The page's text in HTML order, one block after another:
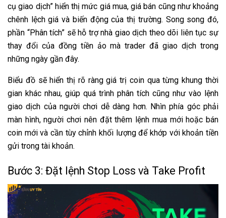
cụ giao dịch” hiển thị mức giá mua, giá bán cũng như khoảng
chênh lệch giá và biến động của thị trường. Song song đó,
phần “Phân tích” sẽ hỗ trợ nhà giao dịch theo dõi liên tục sự
thay đổi của đồng tiền ảo mà trader đã giao dịch trong
những ngày gần đây.
Biểu đồ sẽ hiển thị rõ ràng giá trị coin qua từng khung thời
gian khác nhau, giúp quá trình phân tích cũng như vào lệnh
giao dịch của người chơi dễ dàng hơn. Nhìn phía góc phải
màn hình, người chơi nên đặt thêm lệnh mua mới hoặc bán
coin mới và cần tùy chỉnh khối lượng để khớp với khoản tiền
gửi trong tài khoản.
Bước 3: Đặt lệnh Stop Loss và Take Profit